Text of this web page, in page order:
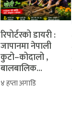
रिपोर्टरको डायरी :
जापानमा नेपाली
कुटो–कोदालो ,
बालबालिक...
४ हप्ता अगाडि